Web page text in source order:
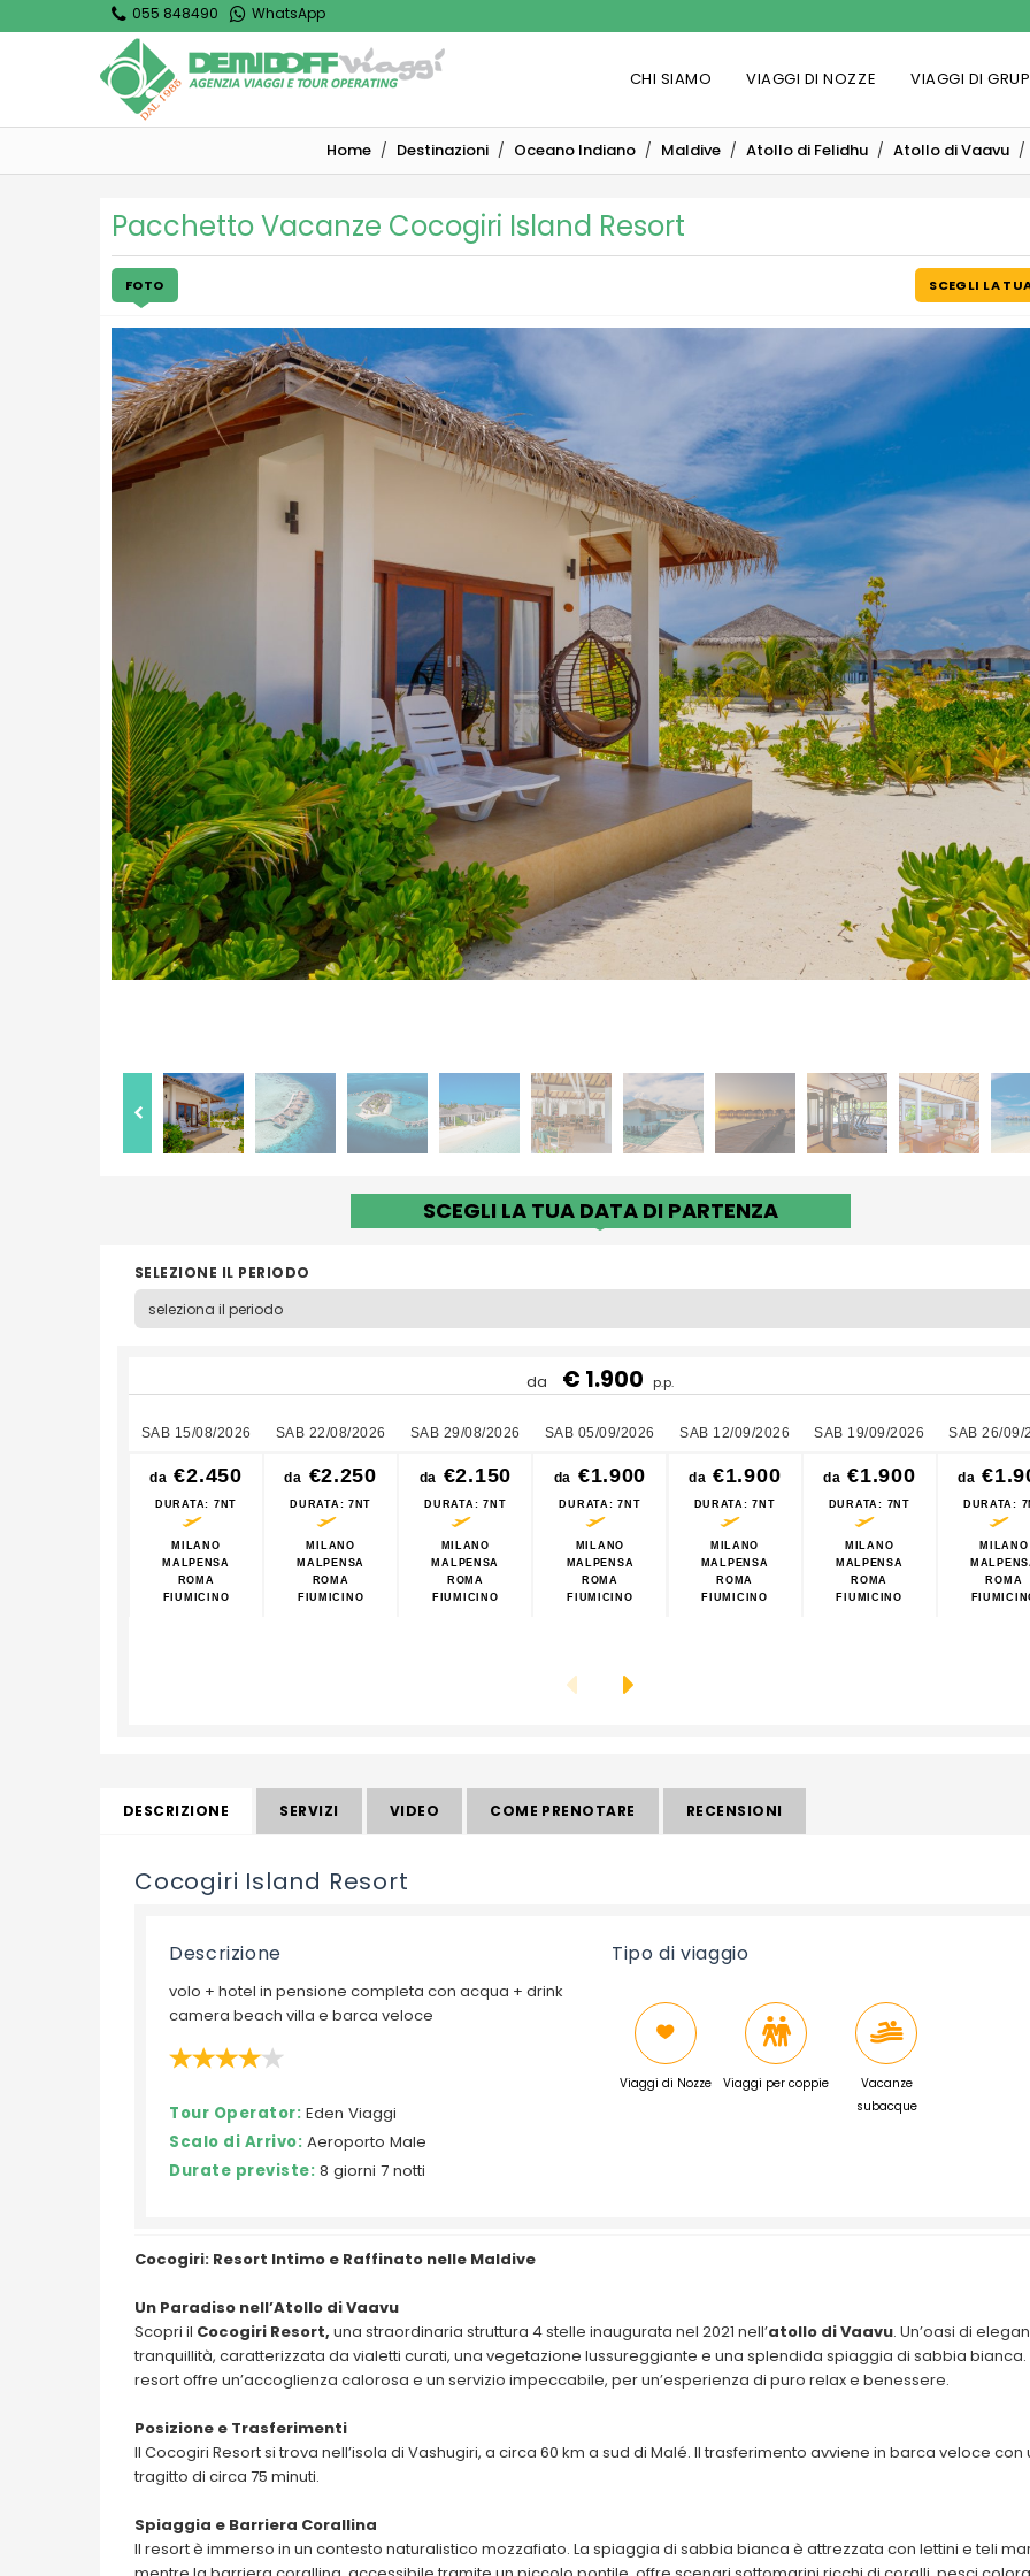
055 848490 WhatsApp
CHI SIAMO VIAGGI DI NOZZE VIAGGI DI
Home Destinazioni Oceano Indiano Maldive Atollo di Felidhu Atollo di Vaavu
Pacchetto Vacanze Cocogiri Island Resort
FOTO SCEGLI LA
SCEGLI LA TUA DATA DI PARTENZA
SELEZIONE IL PERIODO
da € 1.900 p.p.
SAB 15/08/2026
da €2.450
DURATA: 7NT
MILANO
MALPENSA
ROMA
FIUMICINO
SAB 22/08/2026
da €2.250
DURATA : 7NT
MILANO
MALPENSA
ROMA
FIUMICINO
SAB 29/08/2026
da €2.150
DURATA : 7NT
MILANO
MALPENSA
ROMA
FIUMICINO
SAB 05/09/2026
da €1.900
DURATA : 7NT
MILANO
MALPENSA
ROMA
FIUMICINO
SAB 12/09/2026
da €1.900
DURATA : 7NT
MILANO
MALPENSA
ROMA
FIUMICINO
SAB 19/09/2026
da €1.900
DURATA: 7NT
MILANO
MALPENSA
ROMA
FIUMICINO
SAB 26/09/
da
DURATA:
MILANO
ROMA
DESCRIZIONE SERVIZI VIDEO COME PRENOTARE RECENSIONI
Cocogiri Island Resort
Descrizione
volo + hotel in pensione completa con acqua + drink
camera beach villa e barca veloce
Tour Operator: Eden Viaggi
Scalo di Arrivo: Aeroporto Male
Durate previste: 8 giorni 7 notti
Tipo di viaggio
Viaggi di Nozze Viaggi per coppie
Vacanze
subacque
Cocogiri: Resort Intimo e Raffinato nelle Maldive
Un Paradiso nell’Atollo di Vaavu
Scopri il Cocogiri Resort, una straordinaria struttura 4 stelle inaugurata nel 2021 nell’atollo di Vaavu. Un’oasi di
tranquillità, caratterizzata da vialetti curati, una vegetazione lussureggiante e una splendida spiaggia di sabbia bianca.
resort offre un’accoglienza calorosa e un servizio impeccabile, per un’esperienza di puro relax e benessere.
Posizione e Trasferimenti
Il Cocogiri Resort si trova nell’isola di Vashugiri, a circa 60 km a sud di Malé. Il trasferimento avviene in barca veloce con
tragitto di circa 75 minuti.
Spiaggia e Barriera Corallina
Il resort è immerso in un contesto naturalistico mozzafiato. La spiaggia di sabbia bianca è attrezzata con lettini e teli